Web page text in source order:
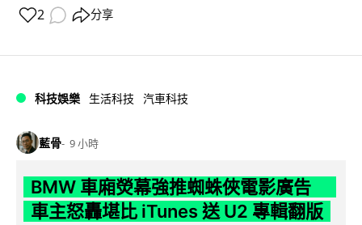
2 分享
科技娛樂 生活科技 汽車科技
藍骨 9 小時
BMW 車廂熒幕強推蜘蛛俠電影廣告
車主怒轟堪比 iTunes 送 U2 專輯翻版